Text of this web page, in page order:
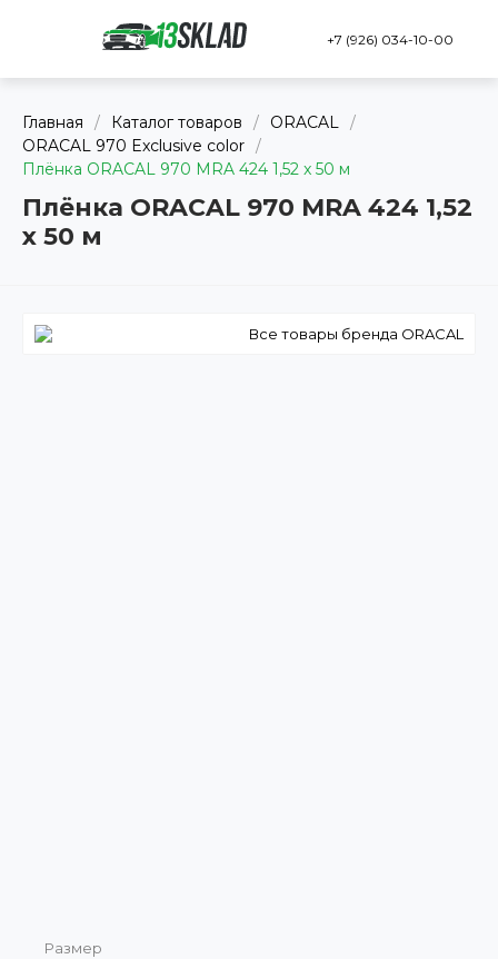
+7 (926) 034-10-00
Главная / Каталог товаров / ORACAL /
ORACAL 970 Exclusive color /
Плёнка ORACAL 970 MRA 424 1,52 x 50 м
Плёнка ORACAL 970 MRA 424 1,52
x 50 м
Все товары бренда ORACAL
Размер